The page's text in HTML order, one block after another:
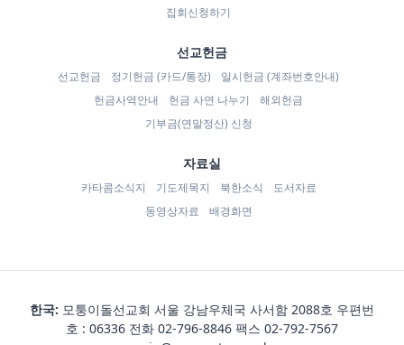
집회신청하기
선교헌금
선교헌금 정기헌금 (카드/통장)
일시헌금 (계좌번호안내)
헌금사역안내
헌금 사연 나누기
해외헌금
기부금(연말정산) 신청
자료실
카타콤소식지 기도제목지 북한소식
도서자료
동영상자료
배경화면
한국: 모퉁이돌선교회 서울 강남우체국 사서함 2088호 우편번
호 : 06336 전화 02-796-8846 팩스 02-792-7567